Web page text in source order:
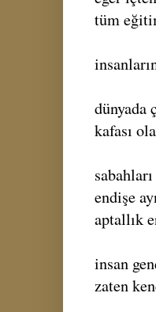
tüm
dünyada
kafası
endişe
aptallık
insan
zaten